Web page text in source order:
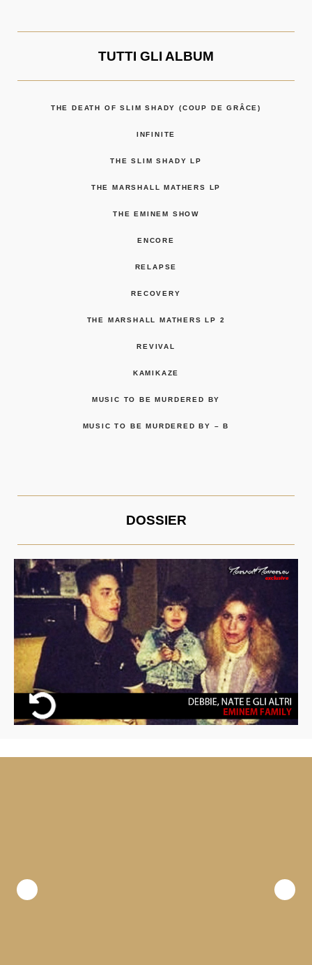
TUTTI GLI ALBUM
THE DEATH OF SLIM SHADY (COUP DE GRÂCE)
INFINITE
THE SLIM SHADY LP
THE MARSHALL MATHERS LP
THE EMINEM SHOW
ENCORE
RELAPSE
RECOVERY
THE MARSHALL MATHERS LP 2
REVIVAL
KAMIKAZE
MUSIC TO BE MURDERED BY
MUSIC TO BE MURDERED BY – B
DOSSIER